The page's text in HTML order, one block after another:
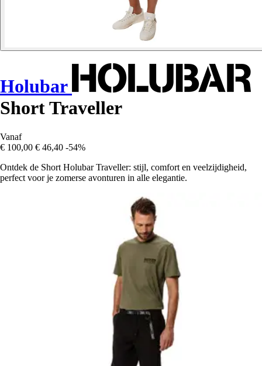
Holubar
Short Traveller
Vanaf
€ 100,00 € 46,40 -54%
Ontdek de Short Holubar Traveller: stijl, comfort en veelzijdigheid,
perfect voor je zomerse avonturen in alle elegantie.